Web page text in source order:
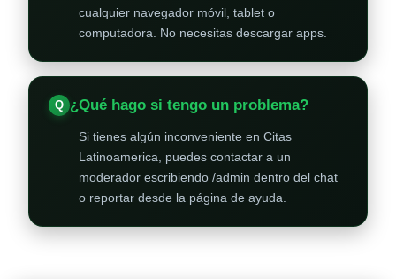
cualquier navegador móvil, tablet o
computadora. No necesitas descargar apps.
¿Qué hago si tengo un problema?
Si tienes algún inconveniente en Citas
Latinoamerica, puedes contactar a un
moderador escribiendo /admin dentro del chat
o reportar desde la página de ayuda.